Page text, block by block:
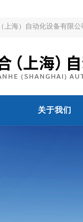
上海）自动化设备有限公
关于我们